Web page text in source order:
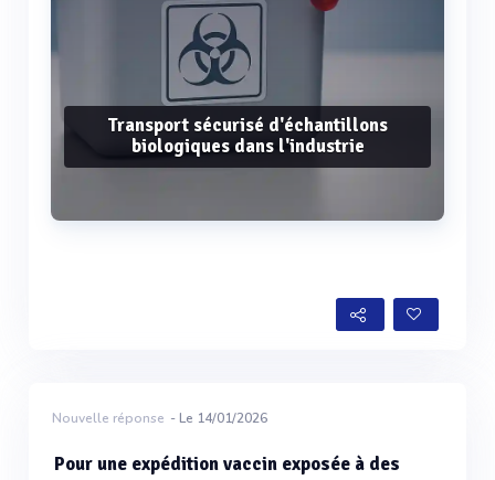
Transport sécurisé d'échantillons
biologiques dans l'industrie
Nouvelle réponse - Le 14/01/2026
Pour une expédition vaccin exposée à des